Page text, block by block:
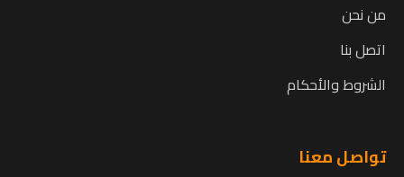
من نحن
اتصل بنا
الشروط والأحكام
تواصل معنا